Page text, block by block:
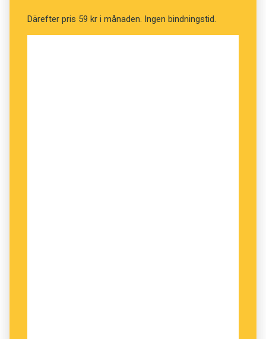
Därefter pris 59 kr i månaden. Ingen bindningstid.